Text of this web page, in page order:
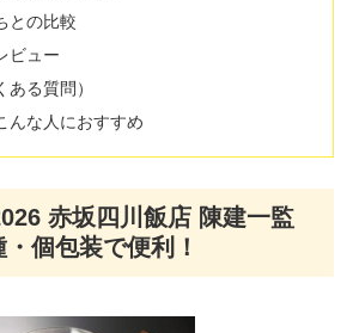
との比較
ビュー
る質問）
んな人におすすめ
赤坂四川飯店 陳建一監
個包装で便利！